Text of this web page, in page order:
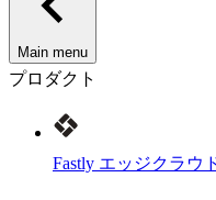
Main menu
プロダクト
Fastly エッジクラウ